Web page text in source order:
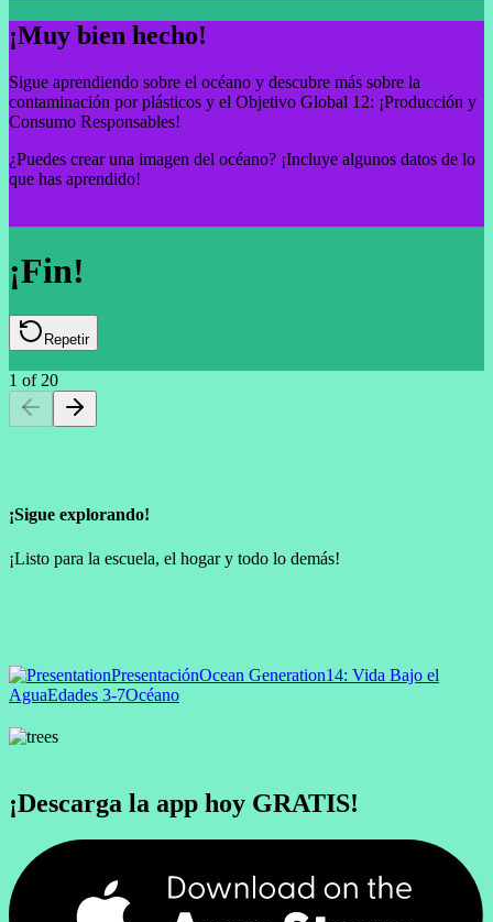
¡Muy bien hecho!
Sigue aprendiendo sobre el océano y descubre más sobre la
contaminación por plásticos y el Objetivo Global 12: ¡Producción y
Consumo Responsables!
¿Puedes crear una imagen del océano? ¡Incluye algunos datos de lo
que has aprendido!
¡Fin!
Repetir
1 of 20
¡Sigue explorando!
¡Listo para la escuela, el hogar y todo lo demás!
PresentaciónOcean Generation14: Vida Bajo el
AguaEdades 3-7Océano
¡Descarga la app hoy GRATIS!